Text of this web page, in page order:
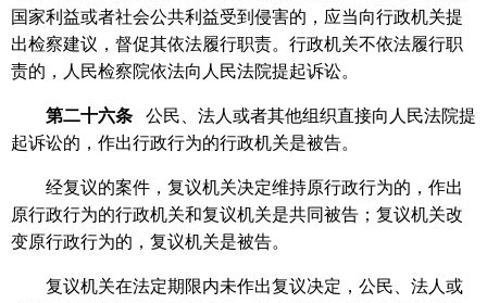
国家利益或者社会公共利益受到侵害的，应当向行政机关提
出检察建议，督促其依法履行职责。行政机关不依法履行职
责的，人民检察院依法向人民法院提起诉讼。
第二十六条
公民、法人或者其他组织直接向人民法院提
起诉讼的，作出行政行为的行政机关是被告。
经复议的案件，复议机关决定维持原行政行为的，作出
原行政行为的行政机关和复议机关是共同被告；复议机关改
变原行政行为的，复议机关是被告。
复议机关在法定期限内未作出复议决定，公民、法人或